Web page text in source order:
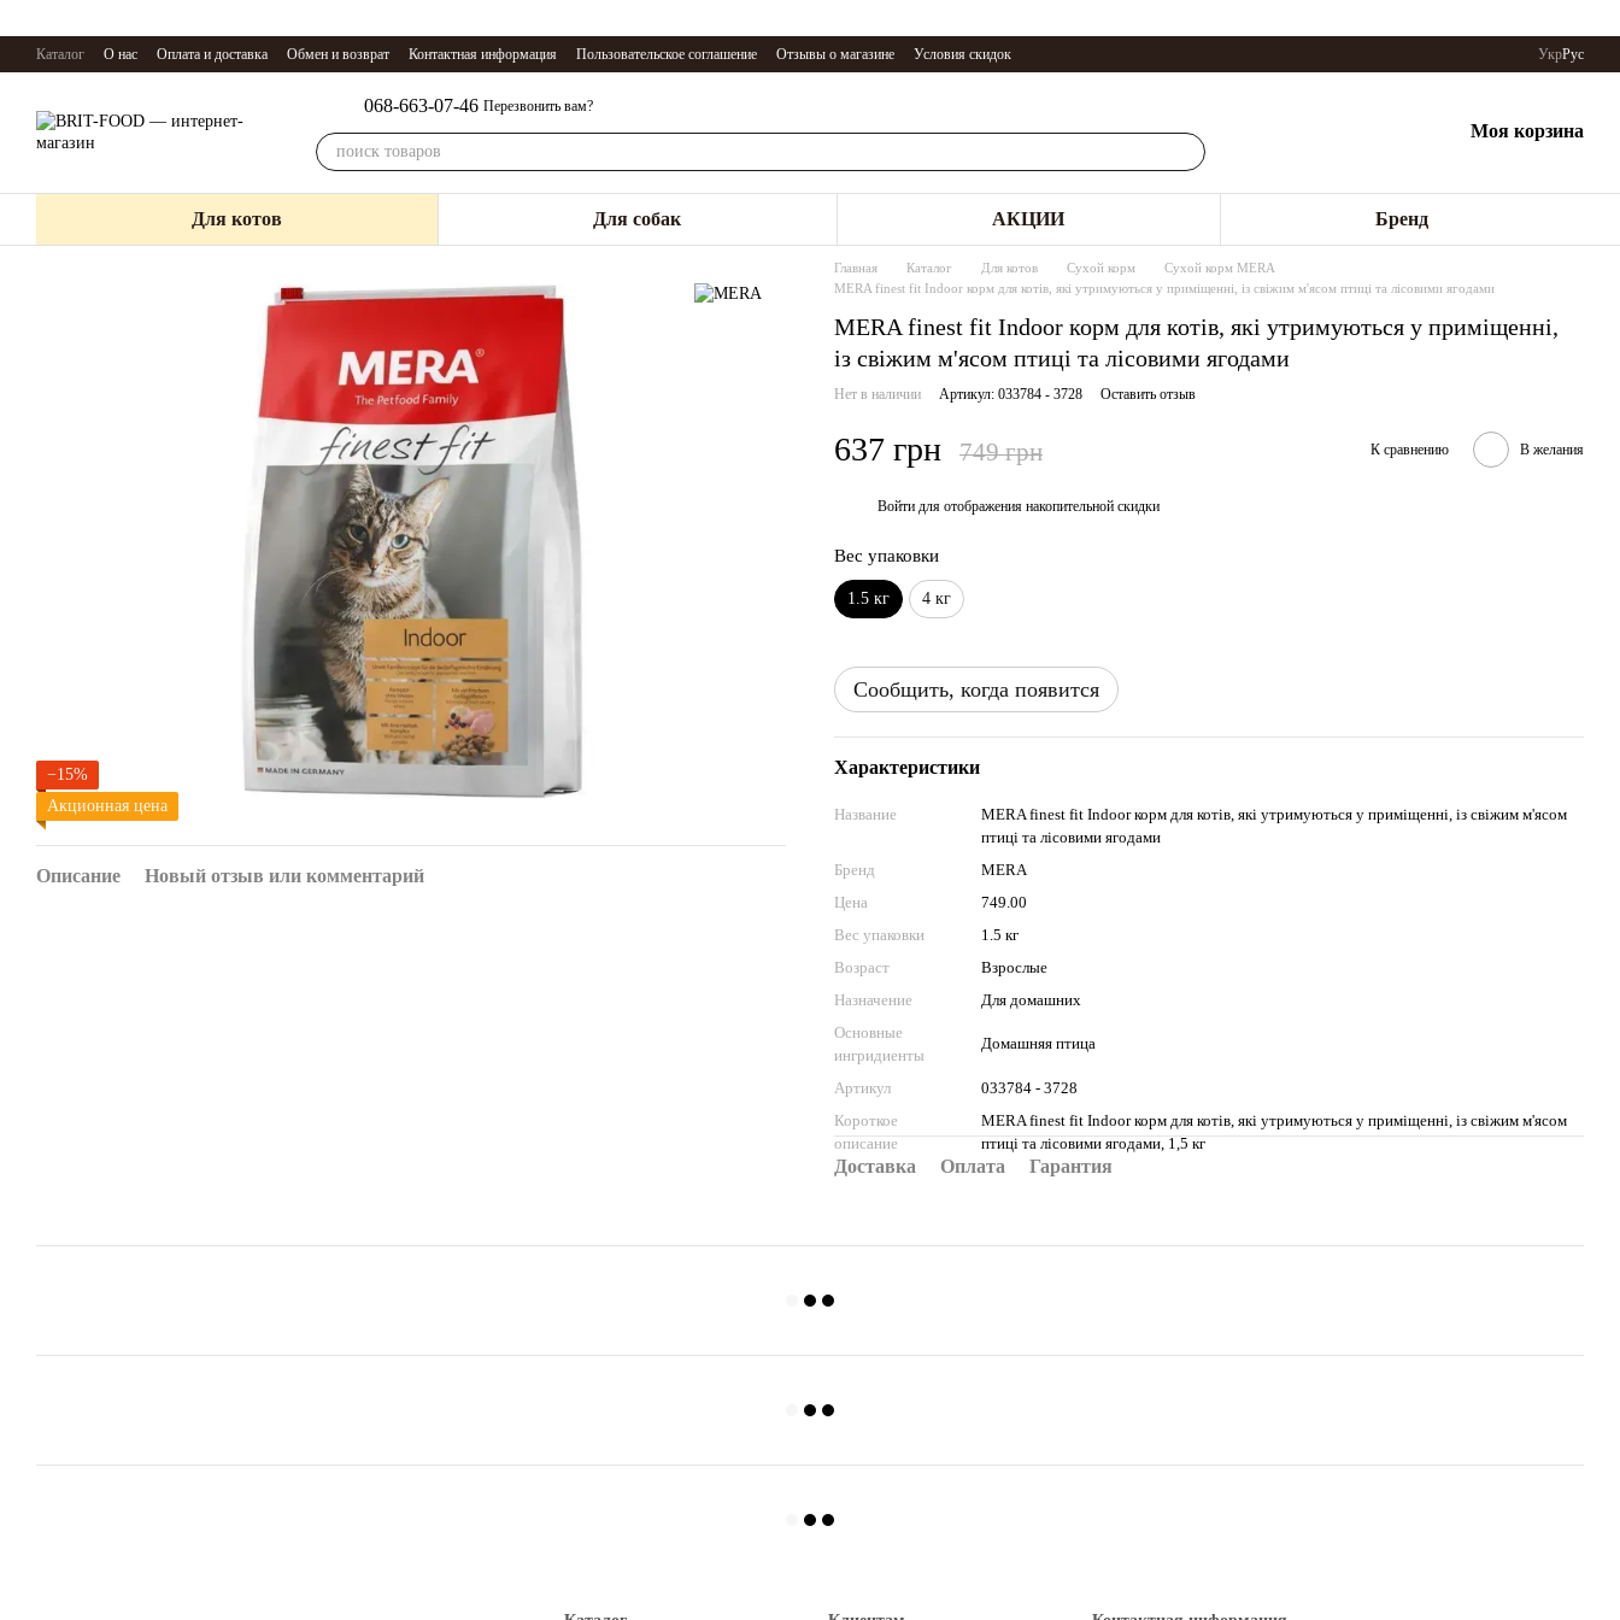
Каталог О нас Оплата и доставка Обмен и возврат Контактная информация Пользовательское соглашение Отзывы о магазине Условия скидок УкрРус
068-663-07-46 Перезвонить вам?
Моя корзина
Для котов Для собак АКЦИИ Бренд
−15%
Акционная цена
Описание Новый отзыв или комментарий
Главная Каталог Для котов Сухой корм
Сухой корм MERA
MERA finest fit Indoor корм для котів, які утримуються у приміщенні, із свіжим м'ясом птиці та лісовими ягодами
MERA finest fit Indoor корм для котів, які утримуються у приміщенні,
із свіжим м'ясом птиці та лісовими ягодами
Нет в наличии Артикул: 033784 - 3728 Оставить отзыв
637 грн 749 грн К сравнению В желания
Войти для отображения накопительной скидки
Вес упаковки
1.5 кг 4 кг
Сообщить, когда появится
Характеристики
Название
MERA finest fit Indoor корм для котів, які утримуються у приміщенні, із свіжим м'ясом
птиці та лісовими ягодами
Бренд
MERA
Цена
749.00
Вес упаковки
1.5 кг
Возраст
Взрослые
Назначение
Для домашних
Основные
ингридиенты
Домашняя птица
Артикул
033784 - 3728
Короткое
описание
MERA finest fit Indoor корм для котів, які утримуються у приміщенні, із свіжим м'ясом
птиці та лісовими ягодами, 1,5 кг
Доставка Оплата Гарантия